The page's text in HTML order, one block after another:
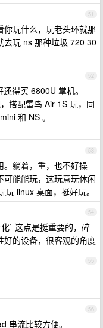
51
你玩什么，玩老头环就那
去玩 ns 那种垃圾 720 30
52
得买 6800U 掌机。
搭配雷鸟 Air 1S 玩，同
和 NS 。
53
。躺着，重，也不好操
能能玩，这玩意玩休闲
linux 桌面，挺好玩。
54
` 这点是挺重要的，碎
好的设备，很客观的角度
55
56
串流比较方便。